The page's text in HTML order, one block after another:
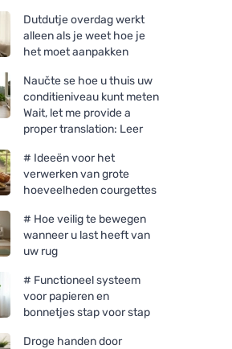
Dutdutje overdag werkt
alleen als je weet hoe je
het moet aanpakken
Naučte se hoe u thuis uw
conditieniveau kunt meten
Wait, let me provide a
proper translation: Leer
# Ideeën voor het
verwerken van grote
hoeveelheden courgettes
# Hoe veilig te bewegen
wanneer u last heeft van
uw rug
# Functioneel systeem
voor papieren en
bonnetjes stap voor stap
Droge handen door